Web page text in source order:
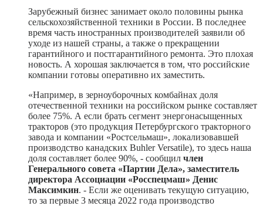
Зарубежный бизнес занимает около половины рынка
сельскохозяйственной техники в России. В последнее
время часть иностранных производителей заявили об
уходе из нашей страны, а также о прекращении
гарантийного и постгарантийного ремонта. Это плохая
новость. А хорошая заключается в том, что российские
компании готовы оперативно их заместить.
«Например, в зерноуборочных комбайнах доля
отечественной техники на российском рынке составляет
более 75%. А если брать сегмент энергонасыщенных
тракторов (это продукция Петербургского тракторного
завода и компании «Ростсельмаш», локализовавшей
производство канадских Buhler Versatile), то здесь наша
доля составляет более 90%, - сообщил член
Генерального совета «Партии Дела», заместитель
директора Ассоциации «Росспецмаш» Денис
Максимкин. - Если же оценивать текущую ситуацию,
то за первые 3 месяца 2022 года производство